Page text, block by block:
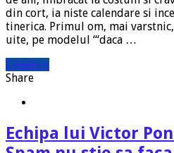
din cort, ia niste calendare si
tinerica. Primul om, mai
uite, pe modelul “‘daca …
Citeste »
Share
Echipa lui Victor